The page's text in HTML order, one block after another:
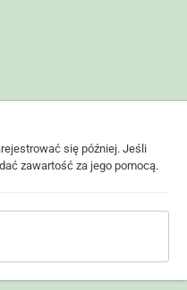
się później. Jeśli
zawartość za jego pomocą.